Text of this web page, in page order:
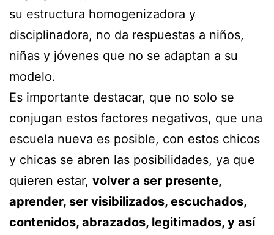
su estructura homogenizadora y
disciplinadora, no da respuestas a niños,
niñas y jóvenes que no se adaptan a su
modelo.
Es importante destacar, que no solo se
conjugan estos factores negativos, que una
escuela nueva es posible, con estos chicos
y chicas se abren las posibilidades, ya que
quieren estar, volver a ser presente,
aprender, ser visibilizados, escuchados,
contenidos, abrazados, legitimados, y así